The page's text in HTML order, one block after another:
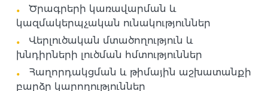
Ծրագրերի կառավարման և
կազմակերպչական ունակություններ
Վերլուծական մտածողություն և
խնդիրների լուծման հմտություններ
Հաղորդակցման և թիմային աշխատանքի
բարձր կարողություններ